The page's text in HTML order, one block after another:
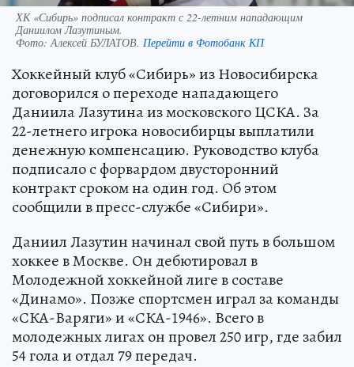
ХК «Сибирь» подписал контракт с 22-летним нападающим
Даниилом Лазутиным.
Фото: Алексей БУЛАТОВ. Перейти в Фотобанк КП
Хоккейный клуб «Сибирь» из Новосибирска
договорился о переходе нападающего
Даниила Лазутина из московского ЦСКА. За
22-летнего игрока новосибирцы выплатили
денежную компенсацию. Руководство клуба
подписало с форвардом двусторонний
контракт сроком на один год. Об этом
сообщили в пресс-службе «Сибири».
Даниил Лазутин начинал свой путь в большом
хоккее в Москве. Он дебютировал в
Молодежной хоккейной лиге в составе
«Динамо». Позже спортсмен играл за команды
«СКА-Варяги» и «СКА-1946». Всего в
молодежных лигах он провел 250 игр, где забил
54 гола и отдал 79 передач.